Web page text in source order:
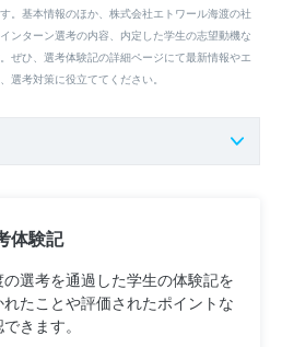
。基本情報のほか、株式会社エトワール海渡の社
ンターン選考の内容、内定した学生の志望動機な
ぜひ、選考体験記の詳細ページにて最新情報やエ
選考対策に役立ててください。
体験記
選考を通過した学生の体験記を
たことや評価されたポイントな
きます。